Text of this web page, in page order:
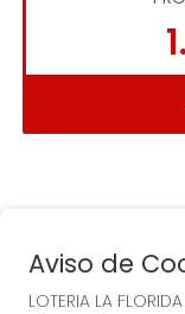
Aviso de
LOTERIA LA